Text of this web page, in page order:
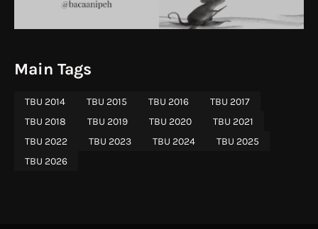
Main Tags
TBU 2014 TBU 2015 TBU 2016
TBU 2017
TBU 2018
TBU 2019 TBU 2020
TBU 2021
TBU 2022
TBU 2023 TBU 2024
TBU 2025
TBU 2026